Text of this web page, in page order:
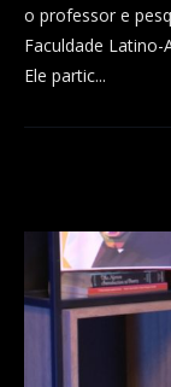
o professor e
Faculdade Latino-
Ele partic...